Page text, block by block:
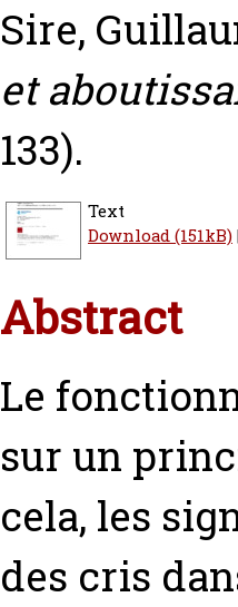
Sire,
et
133).
Text
Download (151kB)
Abstract
Le
sur un
cela, les
des cris